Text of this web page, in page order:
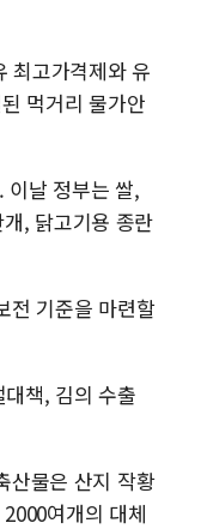
최고가격제와 유
먹거리 물가안
이날 정부는 쌀,
, 닭고기용 종란
전 기준을 마련할
책, 김의 수출
산물은 산지 작황
여개의 대체